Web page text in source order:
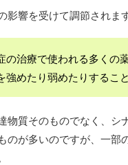
影響を受けて調節されます
の治療で使われる多くの
強めたり弱めたりするこ
物質そのものでなく、シ
のが多いのですが、一